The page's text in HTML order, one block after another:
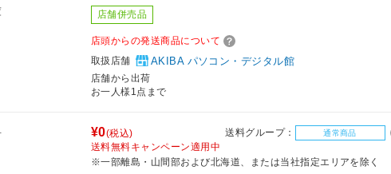
店舗併売品
店頭からの発送商品について
取扱店舗
AKIBA パソコン・デジタル館
店舗から出荷
お一人様1点まで
¥0(税込) 送料グループ： 通常商品
送料無料キャンペーン適用中
※一部離島・山間部および北海道、または当社指定エリアを除く